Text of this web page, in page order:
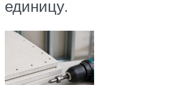
единицу.